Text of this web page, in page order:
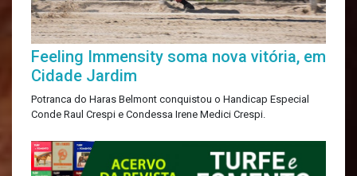
Feeling Immensity soma nova vitória, em
Cidade Jardim
Potranca do Haras Belmont conquistou o Handicap Especial
Conde Raul Crespi e Condessa Irene Medici Crespi.